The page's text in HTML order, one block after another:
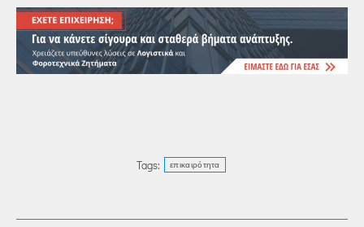
Tags: επικαιρότητα